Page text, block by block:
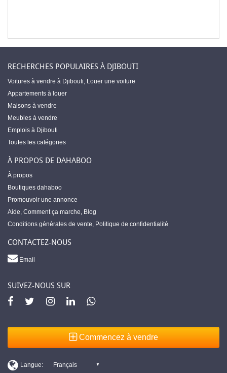
RECHERCHES POPULAIRES À DJIBOUTI
Voitures à vendre à Djibouti, Louer une voiture
Appartements à louer
Maisons à vendre
Meubles à vendre
Emplois à Djibouti
Toutes les catégories
À PROPOS DE DAHABOO
À propos
Boutiques dahaboo
Promouvoir une annonce
Aide, Comment ça marche, Blog
Conditions générales de vente, Politique de confidentialité
CONTACTEZ-NOUS
Email
SUIVEZ-NOUS SUR
Commencez à vendre